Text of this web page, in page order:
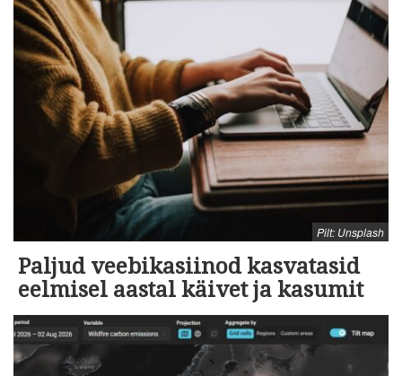
Pilt: Unsplash
Paljud veebikasiinod kasvatasid
eelmisel aastal käivet ja kasumit